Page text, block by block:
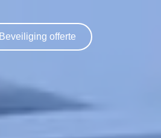
Beveiliging offerte